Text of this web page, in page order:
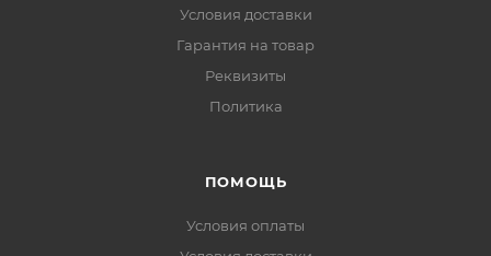
Условия доставки
Гарантия на товар
Реквизиты
Политика
ПОМОЩЬ
Условия оплаты